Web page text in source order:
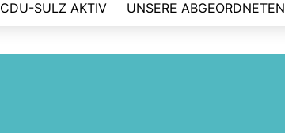
CDU-SULZ AKTIV UNSERE ABGEORDNETEN